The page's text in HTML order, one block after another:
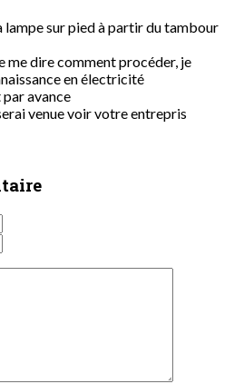
lampe sur pied à partir du tambour
me dire comment procéder, je
en électricité
avance
venue voir votre entrepris